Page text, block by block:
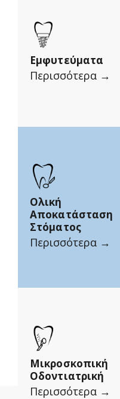
Εμφυτεύματα
Περισσότερα →
Ολική
Αποκατάσταση
Στόματος
Περισσότερα →
Μικροσκοπική
Οδοντιατρική
Περισσότερα →